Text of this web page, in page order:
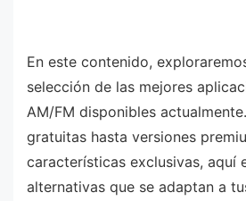
En este contenido,
selección de las mejores
AM/FM disponibles
gratuitas hasta versiones
características exclusivas, aquí
alternativas que se adaptan a